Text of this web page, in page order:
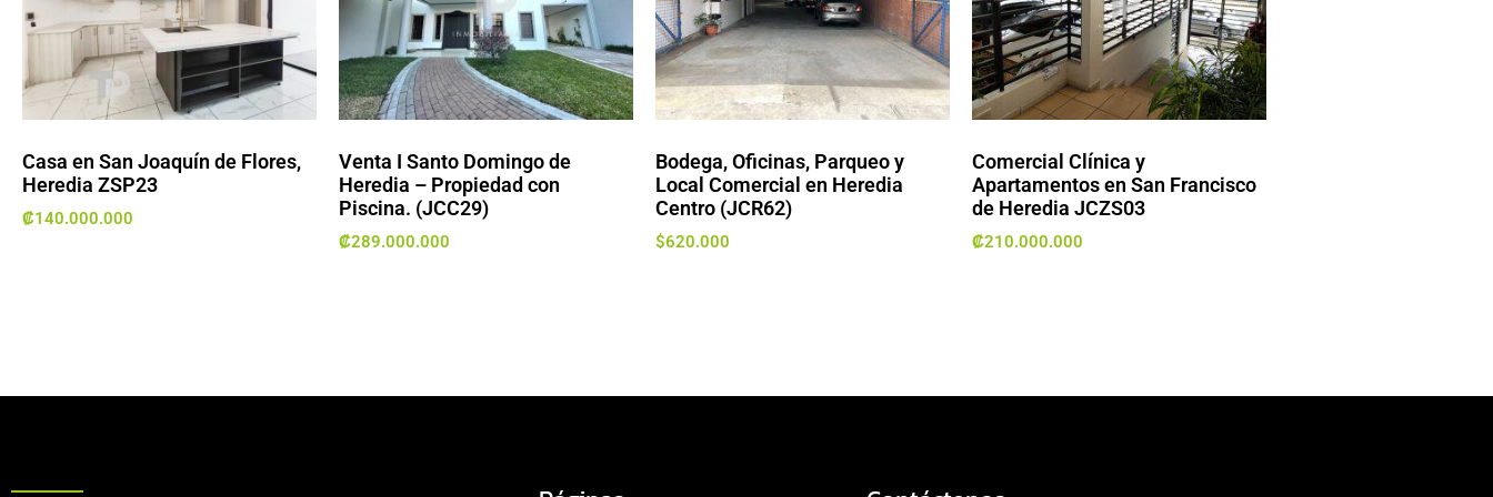
Casa en San Joaquín de Flores,
Heredia ZSP23
₡140.000.000
Venta I Santo Domingo de
Heredia – Propiedad con
Piscina. (JCC29)
₡289.000.000
Bodega, Oficinas, Parqueo y
Local Comercial en Heredia
Centro (JCR62)
$620.000
Comercial Clínica y
Apartamentos en San Francisco
de Heredia JCZS03
₡210.000.000